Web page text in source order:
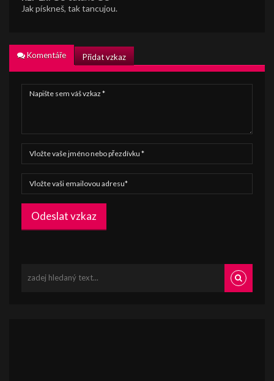
Jak pískneš, tak tancujou.
Komentáře Přidat vzkaz
Odeslat vzkaz